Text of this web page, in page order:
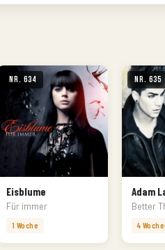
Nr. 634
Eisblume
Für immer
1 Woche
Nr. 635
Adam
4